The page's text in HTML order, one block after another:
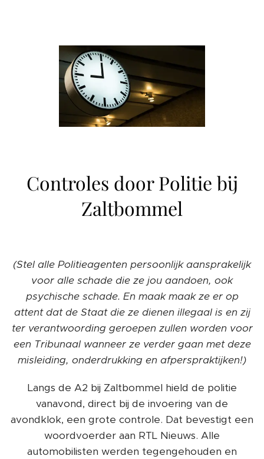
Controles door Politie bij
Zaltbommel
(Stel alle Politieagenten persoonlijk aansprakelijk
voor alle schade die ze jou aandoen, ook
psychische schade. En maak maak ze er op
attent dat de Staat die ze dienen illegaal is en zij
ter verantwoording geroepen zullen worden voor
een Tribunaal wanneer ze verder gaan met deze
misleiding, onderdrukking en afperspraktijken!)
Langs de A2 bij Zaltbommel hield de politie
vanavond, direct bij de invoering van de
avondklok, een grote controle. Dat bevestigt een
woordvoerder aan RTL Nieuws. Alle
automobilisten werden tegengehouden en